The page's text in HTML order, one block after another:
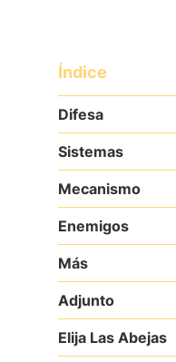
Índice
Difesa
Sistemas
Mecanismo
Enemigos
Más
Adjunto
Elija Las Abejas